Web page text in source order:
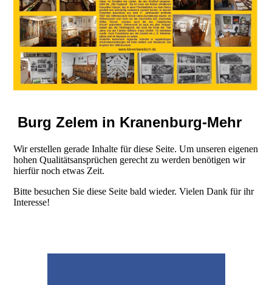
Burg Zelem in Kranenburg-Mehr
Wir erstellen gerade Inhalte für diese Seite. Um unseren eigenen
hohen Qualitätsansprüchen gerecht zu werden benötigen wir
hierfür noch etwas Zeit.
Bitte besuchen Sie diese Seite bald wieder. Vielen Dank für ihr
Interesse!